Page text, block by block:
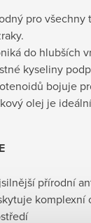
pro všechny
do hlubších
kyseliny
bojuje
olej je
přírodní